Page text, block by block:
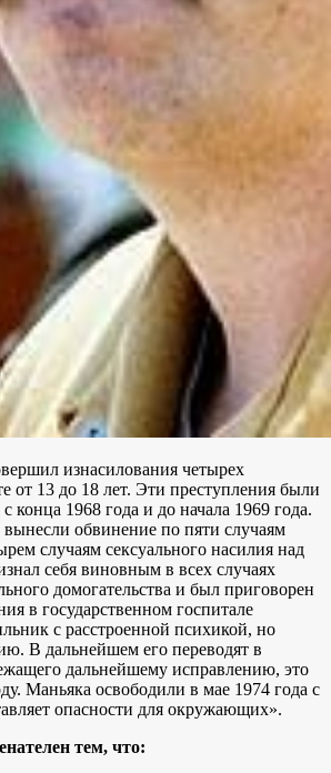
изнасилования четырех
от 13 до 18 лет. Эти преступления были
конца 1968 года и до начала 1969 года.
обвинение по пяти случаям
случаям сексуального насилия над
себя виновным в всех случаях
домогательства и был приговорен
в государственном госпитале
с расстроенной психикой, но
В дальнейшем его переводят в
дальнейшему исправлению, это
Маньяка освободили в мае 1974 года с
опасности для окружающих».
тем, что: